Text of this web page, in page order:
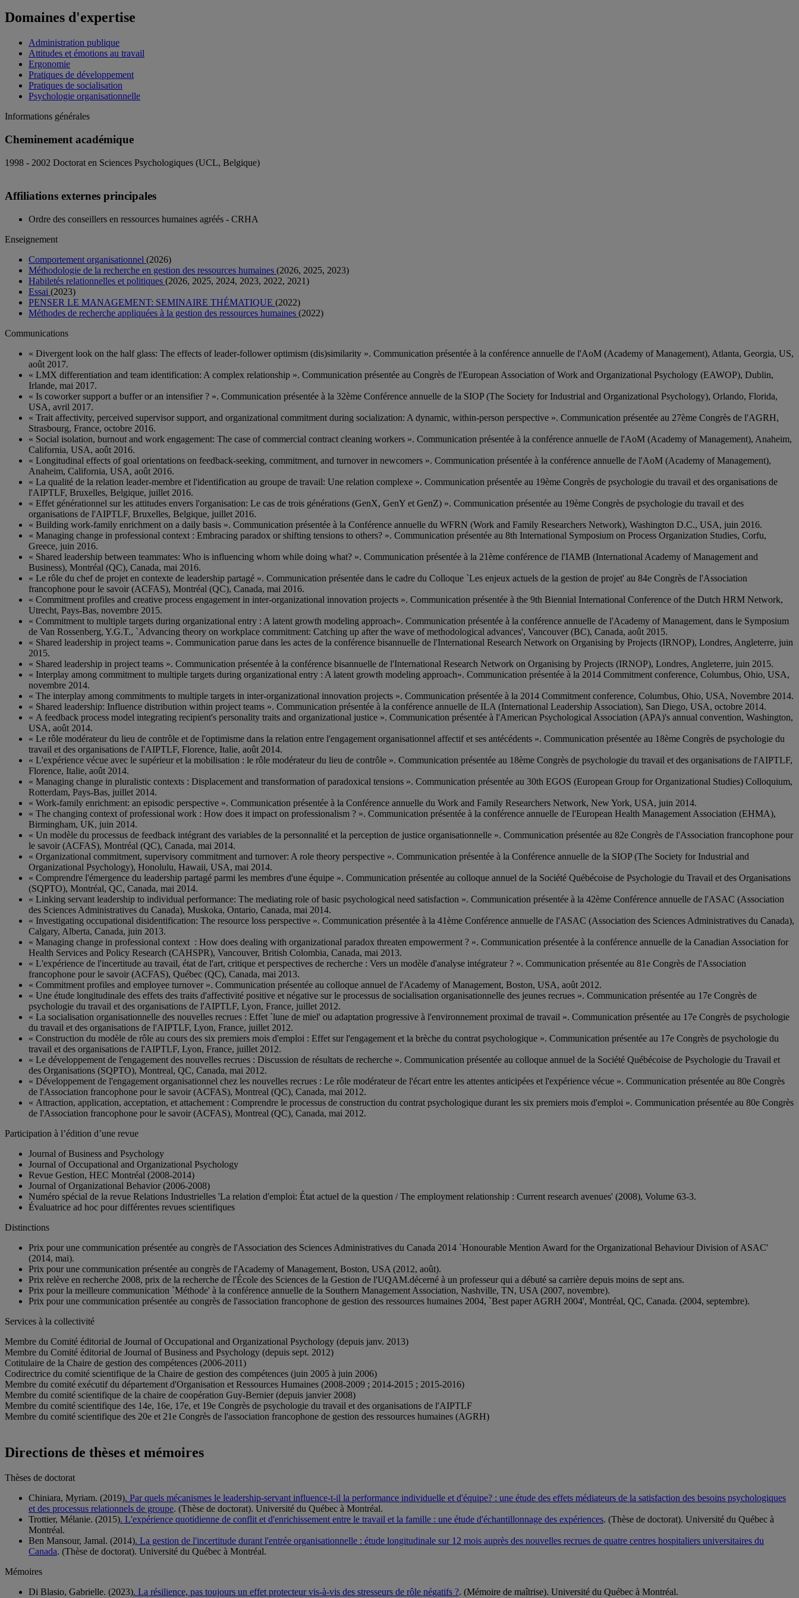
Domaines d'expertise
Administration publique
Attitudes et émotions au travail
Ergonomie
Pratiques de développement
Pratiques de socialisation
Psychologie organisationnelle
Informations générales
Cheminement académique
1998 - 2002 Doctorat en Sciences Psychologiques (UCL, Belgique)
Affiliations externes principales
Ordre des conseillers en ressources humaines agréés - CRHA
Enseignement
Comportement organisationnel (2026)
Méthodologie de la recherche en gestion des ressources humaines (2026, 2025, 2023)
Habiletés relationnelles et politiques (2026, 2025, 2024, 2023, 2022, 2021)
Essai (2023)
PENSER LE MANAGEMENT: SEMINAIRE THÉMATIQUE (2022)
Méthodes de recherche appliquées à la gestion des ressources humaines (2022)
Communications
« Divergent look on the half glass: The effects of leader-follower optimism (dis)similarity ». Communication présentée à la conférence annuelle de l'AoM (Academy of Management), Atlanta, Georgia, US,
août 2017.
« LMX differentiation and team identification: A complex relationship ». Communication présentée au Congrès de l'European Association of Work and Organizational Psychology (EAWOP), Dublin,
Irlande, mai 2017.
« Is coworker support a buffer or an intensifier ? ». Communication présentée à la 32ème Conférence annuelle de la SIOP (The Society for Industrial and Organizational Psychology), Orlando, Florida,
USA, avril 2017.
« Trait affectivity, perceived supervisor support, and organizational commitment during socialization: A dynamic, within-person perspective ». Communication présentée au 27ème Congrès de l'AGRH,
Strasbourg, France, octobre 2016.
« Social isolation, burnout and work engagement: The case of commercial contract cleaning workers ». Communication présentée à la conférence annuelle de l'AoM (Academy of Management), Anaheim,
California, USA, août 2016.
« Longitudinal effects of goal orientations on feedback-seeking, commitment, and turnover in newcomers ». Communication présentée à la conférence annuelle de l'AoM (Academy of Management),
Anaheim, California, USA, août 2016.
« La qualité de la relation leader-membre et l'identification au groupe de travail: Une relation complexe ». Communication présentée au 19ème Congrès de psychologie du travail et des organisations de
l'AIPTLF, Bruxelles, Belgique, juillet 2016.
« Effet générationnel sur les attitudes envers l'organisation: Le cas de trois générations (GenX, GenY et GenZ) ». Communication présentée au 19ème Congrès de psychologie du travail et des
organisations de l'AIPTLF, Bruxelles, Belgique, juillet 2016.
« Building work-family enrichment on a daily basis ». Communication présentée à la Conférence annuelle du WFRN (Work and Family Researchers Network), Washington D.C., USA, juin 2016.
« Managing change in professional context : Embracing paradox or shifting tensions to others? ». Communication présentée au 8th International Symposium on Process Organization Studies, Corfu,
Greece, juin 2016.
« Shared leadership between teammates: Who is influencing whom while doing what? ». Communication présentée à la 21ème conférence de l'IAMB (International Academy of Management and
Business), Montréal (QC), Canada, mai 2016.
« Le rôle du chef de projet en contexte de leadership partagé ». Communication présentée dans le cadre du Colloque `Les enjeux actuels de la gestion de projet' au 84e Congrès de l'Association
francophone pour le savoir (ACFAS), Montréal (QC), Canada, mai 2016.
« Commitment profiles and creative process engagement in inter-organizational innovation projects ». Communication présentée à the 9th Biennial International Conference of the Dutch HRM Network,
Utrecht, Pays-Bas, novembre 2015.
« Commitment to multiple targets during organizational entry : A latent growth modeling approach». Communication présentée à la conférence annuelle de l'Academy of Management, dans le Symposium
de Van Rossenberg, Y.G.T., `Advancing theory on workplace commitment: Catching up after the wave of methodological advances', Vancouver (BC), Canada, août 2015.
« Shared leadership in project teams ». Communication parue dans les actes de la conférence bisannuelle de l'International Research Network on Organising by Projects (IRNOP), Londres, Angleterre, juin
2015.
« Shared leadership in project teams ». Communication présentée à la conférence bisannuelle de l'International Research Network on Organising by Projects (IRNOP), Londres, Angleterre, juin 2015.
« Interplay among commitment to multiple targets during organizational entry : A latent growth modeling approach». Communication présentée à la 2014 Commitment conference, Columbus, Ohio, USA,
novembre 2014.
« The interplay among commitments to multiple targets in inter-organizational innovation projects ». Communication présentée à la 2014 Commitment conference, Columbus, Ohio, USA, Novembre 2014.
« Shared leadership: Influence distribution within project teams ». Communication présentée à la conférence annuelle de ILA (International Leadership Association), San Diego, USA, octobre 2014.
« A feedback process model integrating recipient's personality traits and organizational justice ». Communication présentée à l'American Psychological Association (APA)'s annual convention, Washington,
USA, août 2014.
« Le rôle modérateur du lieu de contrôle et de l'optimisme dans la relation entre l'engagement organisationnel affectif et ses antécédents ». Communication présentée au 18ème Congrès de psychologie du
travail et des organisations de l'AIPTLF, Florence, Italie, août 2014.
« L'expérience vécue avec le supérieur et la mobilisation : le rôle modérateur du lieu de contrôle ». Communication présentée au 18ème Congrès de psychologie du travail et des organisations de l'AIPTLF,
Florence, Italie, août 2014.
« Managing change in pluralistic contexts : Displacement and transformation of paradoxical tensions ». Communication présentée au 30th EGOS (European Group for Organizational Studies) Colloquium,
Rotterdam, Pays-Bas, juillet 2014.
« Work-family enrichment: an episodic perspective ». Communication présentée à la Conférence annuelle du Work and Family Researchers Network, New York, USA, juin 2014.
« The changing context of professional work : How does it impact on professionalism ? ». Communication présentée à la conférence annuelle de l'European Health Management Association (EHMA),
Birmingham, UK, juin 2014.
« Un modèle du processus de feedback intégrant des variables de la personnalité et la perception de justice organisationnelle ». Communication présentée au 82e Congrès de l'Association francophone pour
le savoir (ACFAS), Montréal (QC), Canada, mai 2014.
« Organizational commitment, supervisory commitment and turnover: A role theory perspective ». Communication présentée à la Conférence annuelle de la SIOP (The Society for Industrial and
Organizational Psychology), Honolulu, Hawaii, USA, mai 2014.
« Comprendre l'émergence du leadership partagé parmi les membres d'une équipe ». Communication présentée au colloque annuel de la Société Québécoise de Psychologie du Travail et des Organisations
(SQPTO), Montréal, QC, Canada, mai 2014.
« Linking servant leadership to individual performance: The mediating role of basic psychological need satisfaction ». Communication présentée à la 42ème Conférence annuelle de l'ASAC (Association
des Sciences Administratives du Canada), Muskoka, Ontario, Canada, mai 2014.
« Investigating occupational disidentification: The resource loss perspective ». Communication présentée à la 41ème Conférence annuelle de l'ASAC (Association des Sciences Administratives du Canada),
Calgary, Alberta, Canada, juin 2013.
« Managing change in professional context : How does dealing with organizational paradox threaten empowerment ? ». Communication présentée à la conférence annuelle de la Canadian Association for
Health Services and Policy Research (CAHSPR), Vancouver, British Colombia, Canada, mai 2013.
« L'expérience de l'incertitude au travail, état de l'art, critique et perspectives de recherche : Vers un modèle d'analyse intégrateur ? ». Communication présentée au 81e Congrès de l'Association
francophone pour le savoir (ACFAS), Québec (QC), Canada, mai 2013.
« Commitment profiles and employee turnover ». Communication présentée au colloque annuel de l'Academy of Management, Boston, USA, août 2012.
« Une étude longitudinale des effets des traits d'affectivité positive et négative sur le processus de socialisation organisationnelle des jeunes recrues ». Communication présentée au 17e Congrès de
psychologie du travail et des organisations de l'AIPTLF, Lyon, France, juillet 2012.
« La socialisation organisationnelle des nouvelles recrues : Effet `lune de miel' ou adaptation progressive à l'environnement proximal de travail ». Communication présentée au 17e Congrès de psychologie
du travail et des organisations de l'AIPTLF, Lyon, France, juillet 2012.
« Construction du modèle de rôle au cours des six premiers mois d'emploi : Effet sur l'engagement et la brèche du contrat psychologique ». Communication présentée au 17e Congrès de psychologie du
travail et des organisations de l'AIPTLF, Lyon, France, juillet 2012.
« Le développement de l'engagement des nouvelles recrues : Discussion de résultats de recherche ». Communication présentée au colloque annuel de la Société Québécoise de Psychologie du Travail et
des Organisations (SQPTO), Montreal, QC, Canada, mai 2012.
« Développement de l'engagement organisationnel chez les nouvelles recrues : Le rôle modérateur de l'écart entre les attentes anticipées et l'expérience vécue ». Communication présentée au 80e Congrès
de l'Association francophone pour le savoir (ACFAS), Montreal (QC), Canada, mai 2012.
« Attraction, application, acceptation, et attachement : Comprendre le processus de construction du contrat psychologique durant les six premiers mois d'emploi ». Communication présentée au 80e Congrès
de l'Association francophone pour le savoir (ACFAS), Montreal (QC), Canada, mai 2012.
Participation à l’édition d’une revue
Journal of Business and Psychology
Journal of Occupational and Organizational Psychology
Revue Gestion, HEC Montréal (2008-2014)
Journal of Organizational Behavior (2006-2008)
Numéro spécial de la revue Relations Industrielles 'La relation d'emploi: État actuel de la question / The employment relationship : Current research avenues' (2008), Volume 63-3.
Évaluatrice ad hoc pour différentes revues scientifiques
Distinctions
Prix pour une communication présentée au congrès de l'Association des Sciences Administratives du Canada 2014 `Honourable Mention Award for the Organizational Behaviour Division of ASAC'
(2014, mai).
Prix pour une communication présentée au congrès de l'Academy of Management, Boston, USA (2012, août).
Prix relève en recherche 2008, prix de la recherche de l'École des Sciences de la Gestion de l'UQAM.décerné à un professeur qui a débuté sa carrière depuis moins de sept ans.
Prix pour la meilleure communication `Méthode' à la conférence annuelle de la Southern Management Association, Nashville, TN, USA (2007, novembre).
Prix pour une communication présentée au congrès de l'association francophone de gestion des ressources humaines 2004, `Best paper AGRH 2004', Montréal, QC, Canada. (2004, septembre).
Services à la collectivité
Membre du Comité éditorial de Journal of Occupational and Organizational Psychology (depuis janv. 2013)
Membre du Comité éditorial de Journal of Business and Psychology (depuis sept. 2012)
Cotitulaire de la Chaire de gestion des compétences (2006-2011)
Codirectrice du comité scientifique de la Chaire de gestion des compétences (juin 2005 à juin 2006)
Membre du comité exécutif du département d'Organisation et Ressources Humaines (2008-2009 ; 2014-2015 ; 2015-2016)
Membre du comité scientifique de la chaire de coopération Guy-Bernier (depuis janvier 2008)
Membre du comité scientifique des 14e, 16e, 17e, et 19e Congrès de psychologie du travail et des organisations de l'AIPTLF
Membre du comité scientifique des 20e et 21e Congrès de l'association francophone de gestion des ressources humaines (AGRH)
Directions de thèses et mémoires
Thèses de doctorat
Chiniara, Myriam. (2019). Par quels mécanismes le leadership-servant influence-t-il la performance individuelle et d'équipe? : une étude des effets médiateurs de la satisfaction des besoins psychologiques
et des processus relationnels de groupe. (Thèse de doctorat). Université du Québec à Montréal.
Trottier, Mélanie. (2015). L'expérience quotidienne de conflit et d'enrichissement entre le travail et la famille : une étude d'échantillonnage des expériences. (Thèse de doctorat). Université du Québec à
Montréal.
Ben Mansour, Jamal. (2014). La gestion de l'incertitude durant l'entrée organisationnelle : étude longitudinale sur 12 mois auprès des nouvelles recrues de quatre centres hospitaliers universitaires du
Canada. (Thèse de doctorat). Université du Québec à Montréal.
Mémoires
Di Blasio, Gabrielle. (2023). La résilience, pas toujours un effet protecteur vis-à-vis des stresseurs de rôle négatifs ?. (Mémoire de maîtrise). Université du Québec à Montréal.